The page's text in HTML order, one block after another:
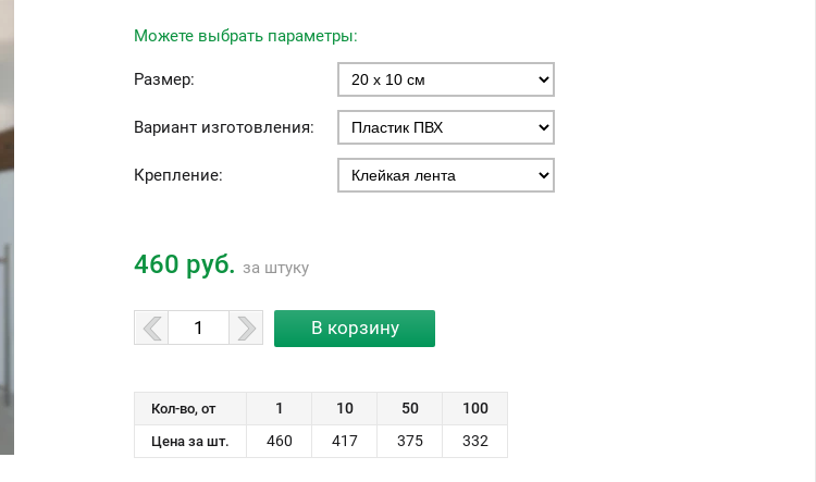
Можете выбрать параметры:
Размер:
Вариант изготовления:
Крепление:
460 руб. за штуку
Кол-во, от 1 10 50 100
Цена за шт. 460 417 375 332